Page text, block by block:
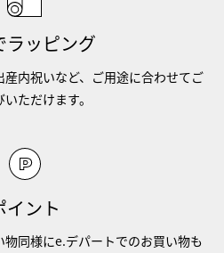
ラッピング
内祝いなど、ご用途に合わせてご
ただけます。
イント
同様にe.デパートでのお買い物も